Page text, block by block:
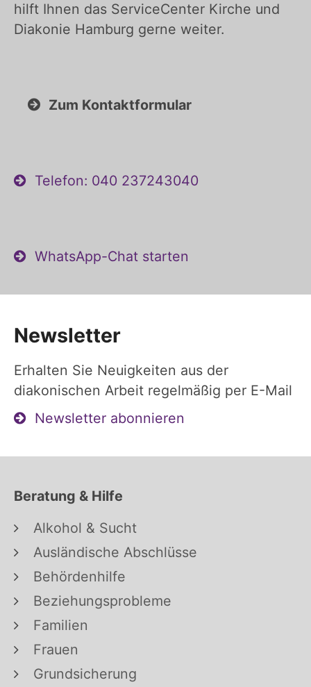
hilft Ihnen das ServiceCenter Kirche und
Diakonie Hamburg gerne weiter.
Zum Kontaktformular
Telefon: 040 237243040
WhatsApp-Chat starten
Newsletter
Erhalten Sie Neuigkeiten aus der
diakonischen Arbeit regelmäßig per E-Mail
Newsletter abonnieren
Beratung & Hilfe
Alkohol & Sucht
Ausländische Abschlüsse
Behördenhilfe
Beziehungsprobleme
Familien
Frauen
Grundsicherung